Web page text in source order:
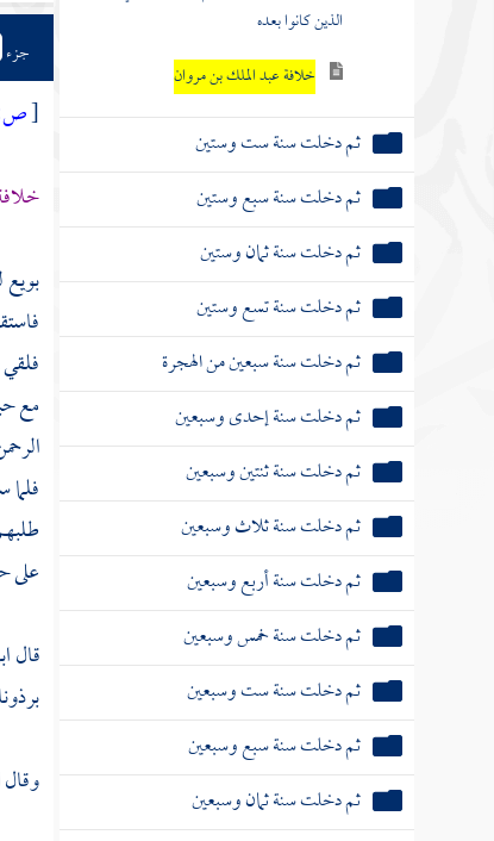
الذين كانوا بعده
خلافة عبد الملك بن مروان
ثم دخلت سنة ست وستين
ثم دخلت سنة سبع وستين
ثم دخلت سنة ثمان وستين
ثم دخلت سنة تسع وستين
ثم دخلت سنة سبعين من الهجرة
ثم دخلت سنة إحدى وسبعين
ثم دخلت سنة ثنتين وسبعين
ثم دخلت سنة ثلاث وسبعين
ثم دخلت سنة أربع وسبعين
ثم دخلت سنة خمس وسبعين
ثم دخلت سنة ست وسبعين
ثم دخلت سنة سبع وسبعين
ثم دخلت سنة ثمان وسبعين
جزء
[
مع
على
قال
وقال